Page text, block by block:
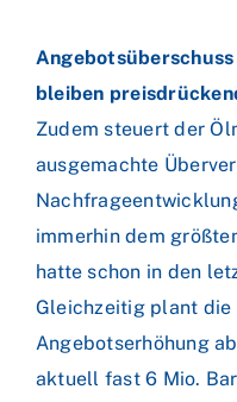
bleiben
Zudem steuert der
ausgemachte
immerhin dem
hatte schon in den
Gleichzeitig plant die
Angebotserhöhung
aktuell fast 6 Mio.